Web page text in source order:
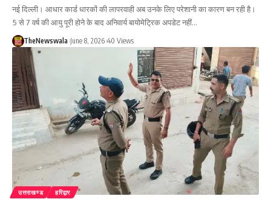
नई दिल्ली। आधार कार्ड धारकों की लापरवाही अब उनके लिए परेशानी का कारण बन रही है।
5 से 7 वर्ष की आयु पूरी होने के बाद अनिवार्य बायोमेट्रिक अपडेट नहीं…
TheNewswala June 8, 2026 40 Views
उत्तराखण्ड हरिद्वार